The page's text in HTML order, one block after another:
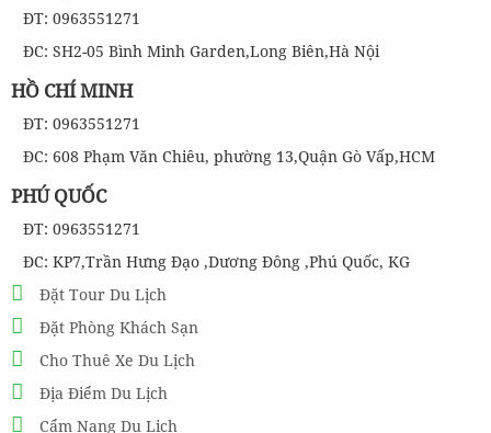
ĐT: 0963551271
ĐC: SH2-05 Bình Minh Garden,Long Biên,Hà Nội
HỒ CHÍ MINH
ĐT: 0963551271
ĐC: 608 Phạm Văn Chiêu, phường 13,Quận Gò Vấp,HCM
PHÚ QUỐC
ĐT: 0963551271
ĐC: KP7,Trần Hưng Đạo ,Dương Đông ,Phú Quốc, KG
Đặt Tour Du Lịch
Đặt Phòng Khách Sạn
Cho Thuê Xe Du Lịch
Địa Điểm Du Lịch
Cẩm Nang Du Lịch